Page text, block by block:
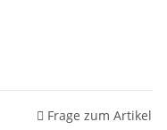
Frage zum Artikel